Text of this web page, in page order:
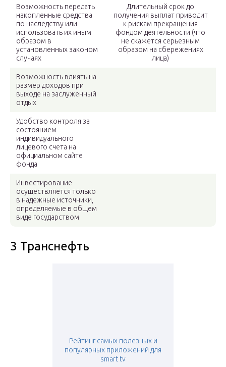
Возможность передать
накопленные средства
по наследству или
использовать их иным
образом в
установленных законом
случаях
Длительный срок до
получения выплат приводит
к рискам прекращения
фондом деятельности (что
не скажется серьезным
образом на сбережениях
лица)
Возможность влиять на
размер доходов при
выходе на заслуженный
отдых
Удобство контроля за
состоянием
индивидуального
лицевого счета на
официальном сайте
фонда
Инвестирование
осуществляется только
в надежные источники,
определяемые в общем
виде государством
3 Транснефть
Рейтинг самых полезных и
популярных приложений для
smart tv